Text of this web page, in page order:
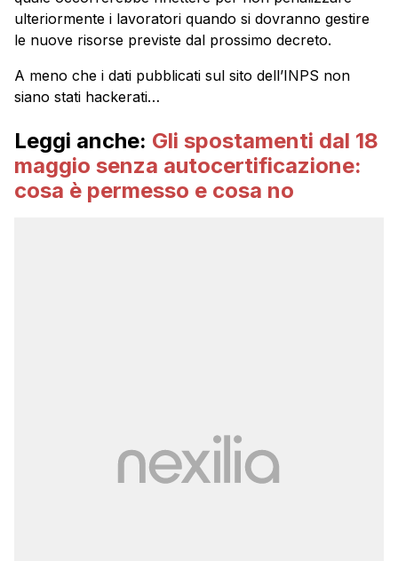
ulteriormente i lavoratori quando si dovranno gestire
le nuove risorse previste dal prossimo decreto.
A meno che i dati pubblicati sul sito dell’INPS non
siano stati hackerati…
Leggi anche: Gli spostamenti dal 18
maggio senza autocertificazione:
cosa è permesso e cosa no